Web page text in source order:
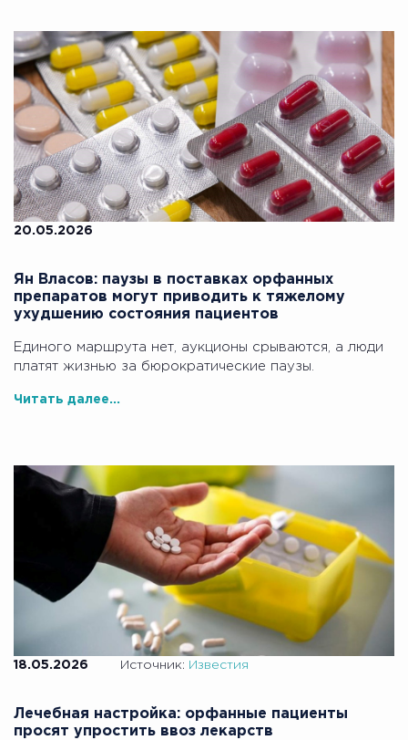
20.05.2026
Ян Власов: паузы в поставках орфанных
препаратов могут приводить к тяжелому
ухудшению состояния пациентов
Единого маршрута нет, аукционы срываются, а люди
платят жизнью за бюрократические паузы.
Читать далее...
18.05.2026 Источник: Известия
Лечебная настройка: орфанные пациенты
просят упростить ввоз лекарств